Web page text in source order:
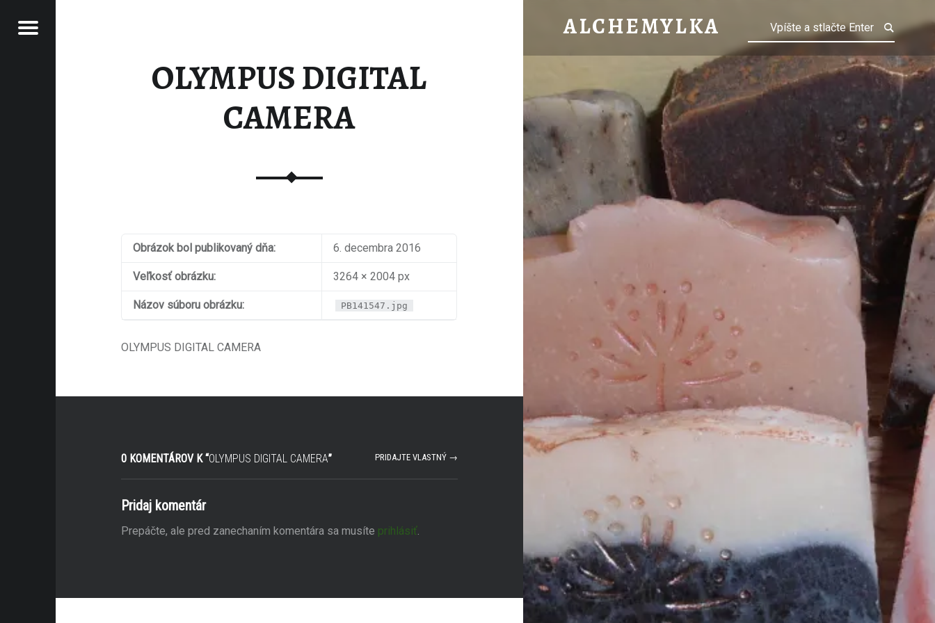
ALCHEMYLKA
Bylinková záhrada
Jedálny lístok
OLYMPUS DIGITAL
CAMERA
Obrázok bol publikovaný dňa: 6. decembra 2016
Veľkosť obrázku: 3264 × 2004 px
Názov súboru obrázku: PB141547.jpg
OLYMPUS DIGITAL CAMERA
0 KOMENTÁROV K “OLYMPUS DIGITAL CAMERA” PRIDAJTE VLASTNÝ →
Pridaj komentár
Prepáčte, ale pred zanechaním komentára sa musíte prihlásiť.